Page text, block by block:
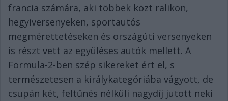
francia számára, aki többek közt ralikon,
hegyiversenyeken, sportautós
megmérettetéseken és országúti versenyeken
is részt vett az együléses autók mellett. A
Formula-2-ben szép sikereket ért el, s
természetesen a királykategóriába vágyott, de
csupán két, feltűnés nélküli nagydíj jutott neki